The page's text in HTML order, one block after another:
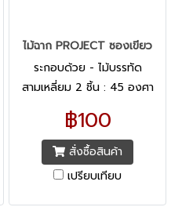
ไม้ฉาก PROJECT ซองเขียว
ระกอบด้วย - ไม้บรรทัด
สามเหลี่ยม 2 ชิ้น : 45 องศา
เเละ 60 องศา ผลิตจาก
พลาสติกคุณภาพดีหนา 1.5 มม.
- ซองเก็บฉากกระดุมสีเขียว
อย่างดี
฿100
สั่งซื้อสินค้า
เปรียบเทียบ